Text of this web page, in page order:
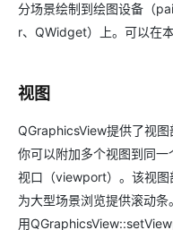
分场景绘制到绘图设备（
r、QWidget）上。可以在
视图
QGraphicsView提供了视图
你可以附加多个视图到同
视口（viewport）。该视图
为大型场景浏览提供滚动
用